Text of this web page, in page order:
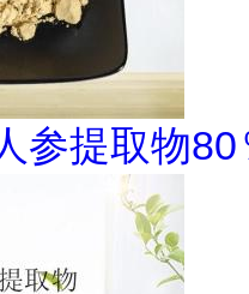
参提取物80